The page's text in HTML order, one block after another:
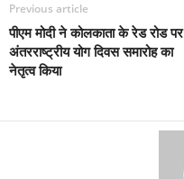
Previous article
पीएम मोदी ने कोलकाता के रेड रोड पर
अंतरराष्ट्रीय योग दिवस समारोह का
नेतृत्व किया